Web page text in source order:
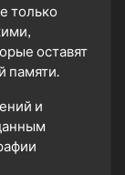
только
оставят
памяти.
и